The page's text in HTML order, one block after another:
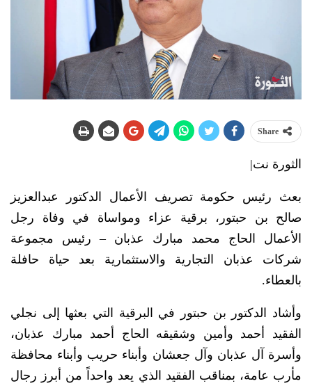
Share
الثورة نت|
بعث رئيس حكومة تصريف الأعمال الدكتور عبدالعزيز
صالح بن حبتور، برقية عزاء ومواساة في وفاة رجل
الأعمال الحاج محمد مبارك عذبان – رئيس مجموعة
شركات عذبان التجارية والاستثمارية بعد حياة حافلة
بالعطاء.
وأشاد الدكتور بن حبتور في البرقية التي بعثها إلى نجلي
الفقيد أحمد وأمين وشقيقه الحاج أحمد مبارك عذبان،
وأسرة آل عذبان وآل جعشان وأبناء حريب وأبناء محافظة
مأرب عامة، بمناقب الفقيد الذي يعد واحداً من أبرز رجال